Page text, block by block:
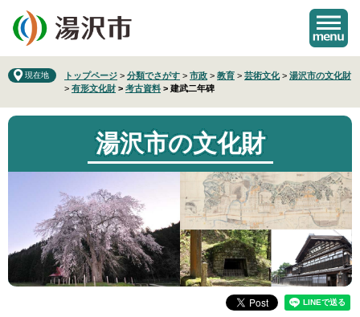
の
先
で
す
ー
を
ば
し
現在地 トップページ > 分類でさがす > 市政 > 教育 > 芸術文化 > 湯沢市の文化財
> 有形文化財 > 考古資料 > 建武二年碑
湯沢市の文化財